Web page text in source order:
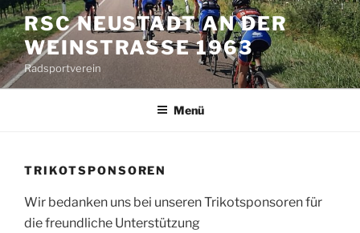
Zum
Inhalt
springen
RSC NEUSTADT AN DER
WEINSTRASSE 1963
Radsportverein
Menü
TRIKOTSPONSOREN
Wir bedanken uns bei unseren Trikotsponsoren für
die freundliche Unterstützung